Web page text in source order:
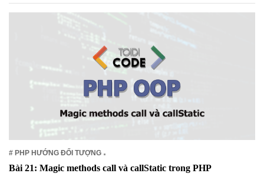
# PHP HƯỚNG ĐỐI TƯỢNG
Bài 21: Magic methods call và callStatic trong PHP